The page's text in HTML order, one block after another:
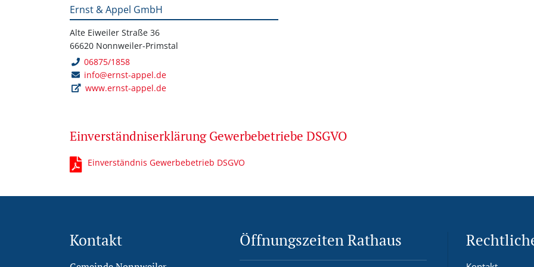
Ernst & Appel GmbH
Alte Eiweiler Straße 36
66620 Nonnweiler-Primstal
06875/1858
info@ernst-appel.de
www.ernst-appel.de
Einverständniserklärung Gewerbebetriebe DSGVO
Einverständnis Gewerbebetrieb DSGVO
Kontakt Öffnungszeiten Rathaus